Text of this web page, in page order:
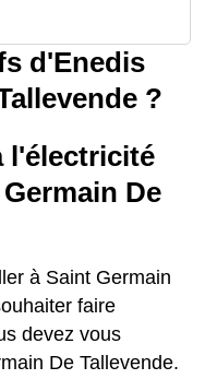
d'Enedis
?
l'électricité
De
à Saint Germain
faire
devez vous
De Tallevende.